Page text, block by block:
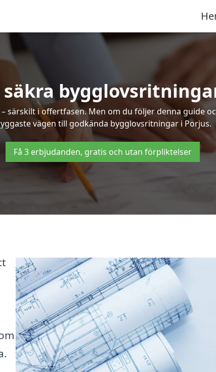
säkra
särskilt i offertfasen. Men om du följer denna guide
vägen till godkända bygglovsritningar i Porjus.
Få 3 erbjudanden, gratis och utan förpliktelser